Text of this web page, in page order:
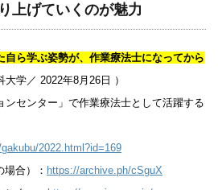
上げていくのが魅力
自ら学ぶ姿勢が、作業療法士になってから
大学／ 2022年8月26日 ）
センター」で作業療法士として活躍する
2022.html?id=169
合）： https://archive.ph/cSguX